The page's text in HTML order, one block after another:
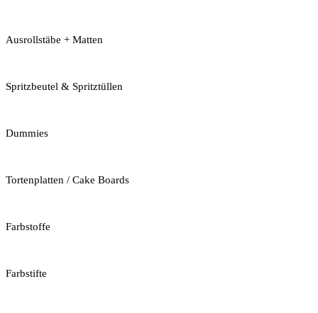
Ausrollstäbe + Matten
Spritzbeutel & Spritztüllen
Dummies
Tortenplatten / Cake Boards
Farbstoffe
Farbstifte